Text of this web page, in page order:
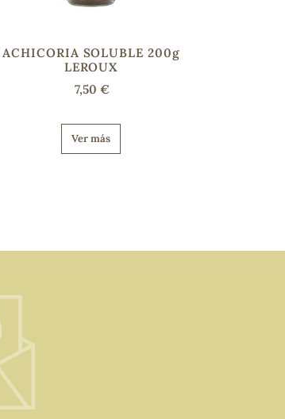
ACHICORIA SOLUBLE 200g
LEROUX
7,50 €
Ver más